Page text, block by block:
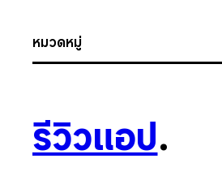
หมวดหมู่
รีวิวแอป.